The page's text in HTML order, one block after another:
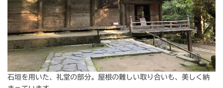
石垣を用いた、礼堂の部分。屋根の難しい取り合いも、美しく納